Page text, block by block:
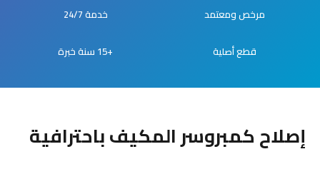
مرخص ومعتمد خدمة 24/7
قطع أصلية +15 سنة خبرة
إصلاح كمبروسر المكيف باحترافية